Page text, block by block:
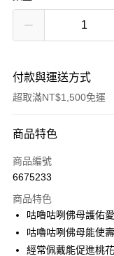
付款與運送方式
超取滿NT$1,500免運
付款方式
信用卡一次付款
Apple Pay
街口支付
商品特色
商品編號
6675233
商品特色
咕嚕咕咧佛母護佑
咕嚕咕咧佛母能使
經常佩戴能促進桃